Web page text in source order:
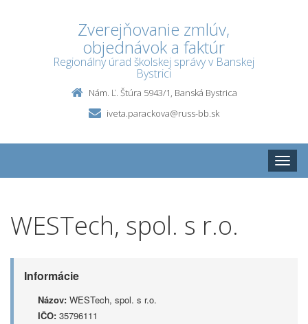
Zverejňovanie zmlúv,
objednávok a faktúr
Regionálny úrad školskej správy v Banskej
Bystrici
Nám. Ľ. Štúra 5943/1, Banská Bystrica
iveta.parackova@russ-bb.sk
Toggle
WESTech, spol. s r.o.
Informácie
Názov: WESTech, spol. s r.o.
IČO: 35796111